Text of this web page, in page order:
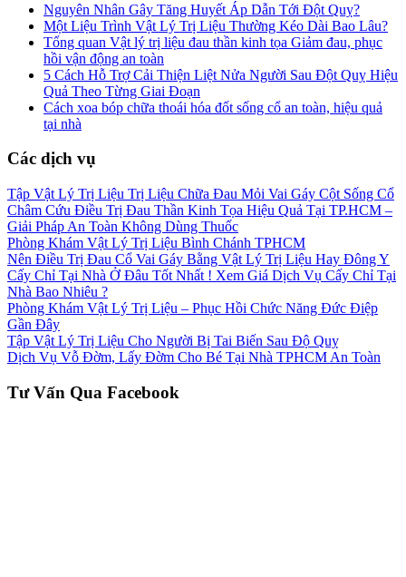
Nguyên Nhân Gây Tăng Huyết Áp Dẫn Tới Đột Quỵ?
Một Liệu Trình Vật Lý Trị Liệu Thường Kéo Dài Bao Lâu?
Tổng quan Vật lý trị liệu đau thần kinh tọa Giảm đau, phục
hồi vận động an toàn
5 Cách Hỗ Trợ Cải Thiện Liệt Nửa Người Sau Đột Quỵ Hiệu
Quả Theo Từng Giai Đoạn
Cách xoa bóp chữa thoái hóa đốt sống cổ an toàn, hiệu quả
tại nhà
Các dịch vụ
Tập Vật Lý Trị Liệu Trị Liệu Chữa Đau Mỏi Vai Gáy Cột Sống Cổ
Châm Cứu Điều Trị Đau Thần Kinh Tọa Hiệu Quả Tại TP.HCM –
Giải Pháp An Toàn Không Dùng Thuốc
Phòng Khám Vật Lý Trị Liệu Bình Chánh TPHCM
Nên Điều Trị Đau Cổ Vai Gáy Bằng Vật Lý Trị Liệu Hay Đông Y
Cấy Chỉ Tại Nhà Ở Đâu Tốt Nhất ! Xem Giá Dịch Vụ Cấy Chỉ Tại
Nhà Bao Nhiêu ?
Phòng Khám Vật Lý Trị Liệu – Phục Hồi Chức Năng Đức Điệp
Gần Đây
Tập Vật Lý Trị Liệu Cho Người Bị Tai Biến Sau Độ Quỵ
Dịch Vụ Vỗ Đờm, Lấy Đờm Cho Bé Tại Nhà TPHCM An Toàn
Tư Vấn Qua Facebook